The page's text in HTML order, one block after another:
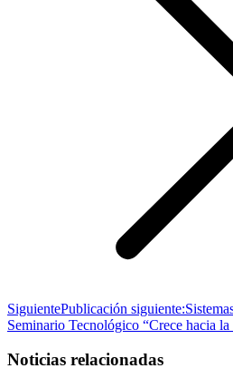
SiguientePublicación siguiente:
Seminario Tecnológico “Crece hacia
Noticias relacionadas